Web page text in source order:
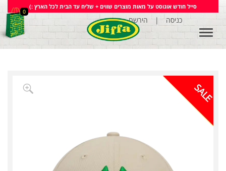
סייל חודש אוגוסט על מאות מוצרים שווים + שליח עד הבית לכל הארץ :)
Toggle
navigation
כניסה | הירשם
0
SALE